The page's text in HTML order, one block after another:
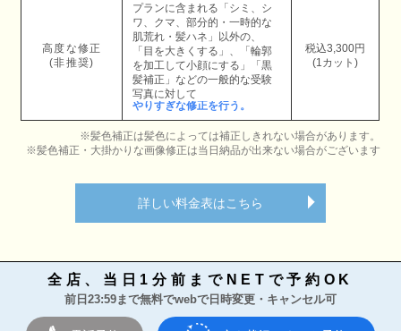
高度な修正
(非推奨)
プランに含まれる「シミ、シ
ワ、クマ、部分的・一時的な
肌荒れ・髪ハネ」以外の、
「目を大きくする」、「輪郭
を加工して小顔にする」「黒
髪補正」などの一般的な受験
写真に対して
やりすぎな修正を行う。
税込3,300円
(1カット)
※髪色補正は髪色によっては補正しきれない場合があります。
※髪色補正・大掛かりな画像修正は当日納品が出来ない場合がございます
詳しい料金表はこちら
全店、当日1分前までNETで予約OK
前日23:59まで無料でwebで日時変更・キャンセル可